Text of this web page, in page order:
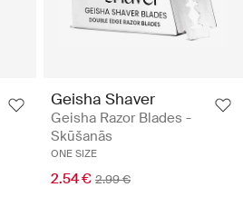
Geisha Shaver
Geisha Razor Blades -
Skūšanās
ONE SIZE
2.54 € 2.99 €